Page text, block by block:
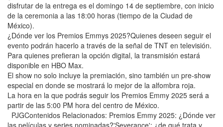
disfrutar de la entrega es el domingo 14 de septiembre, con inicio
de la ceremonia a las 18:00 horas (tiempo de la Ciudad de
México).
¿Dónde ver los Premios Emmys 2025?Quienes deseen seguir el
evento podrán hacerlo a través de la señal de TNT en televisión.
Para quienes prefieran la opción digital, la transmisión estará
disponible en HBO Max.
El show no solo incluye la premiación, sino también un pre-show
especial en donde se mostrará lo mejor de la alfombra roja.
La hora en la que podrás seguir los Premios Emmy 2025 será a
partir de las 5:00 PM hora del centro de México.
PJGContenidos Relacionados: Premios Emmy 2025: ¿Dónde ver
las películas y series nominadas?'Severance': ¿de qué trata y